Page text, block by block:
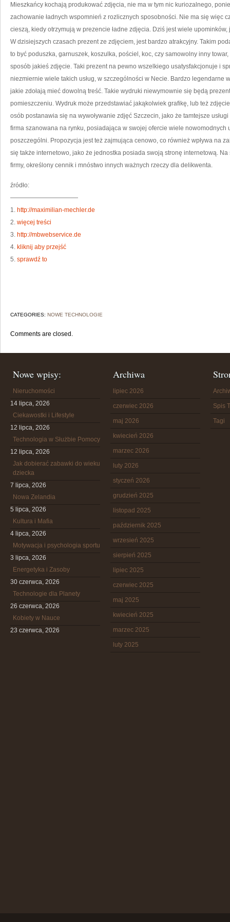
MA
NIC
W
SĄ
Mieszkańcy kochają produkować zdjęcia, nie ma w tym nic kuriozalnego,
zachowanie ładnych wspomnień z rozlicznych sposobności. Nie ma się więc
cieszą, kiedy otrzymują w prezencie ładne zdjęcia. Dziś jest wiele
W dzisiejszych czasach prezent ze zdjęciem, jest bardzo atrakcyjny. Takim
to być poduszka, garnuszek, koszulka, pościel, koc, czy samowolny inny
sposób jakieś zdjęcie. Taki prezent na pewno wszelkiego usatysfakcjonuje i
niezmiernie wiele takich usług, w szczególności w Necie. Bardzo legendarne
jakie zdołają mieć dowolną treść. Takie wydruki niewymownie się będą
pomieszczeniu. Wydruk może przedstawiać jakąkolwiek grafikę, lub też
osób postanawia się na wywoływanie zdjęć Szczecin, jako że tamtejsze
firma szanowana na rynku, posiadająca w swojej ofercie wiele nowomodnych
poszczególni. Propozycja jest też zajmująca cenowo, co również wpływa na
się także internetowo, jako że jednostka posiada swoją stronę internetową.
firmy, określony cennik i mnóstwo innych ważnych rzeczy dla delikwenta.
źródło:
———————————
1. http://maximilian-mechler.de
2. więcej treści
3. http://mbwebservice.de
4. kliknij aby przejść
5. sprawdź to
CATEGORIES: NOWE TECHNOLOGIE
Comments are closed.
Nowe wpisy:
Nieruchomości
14 lipca, 2026
Ciekawostki i Lifestyle
12 lipca, 2026
Technologia w Służbie Pomocy
12 lipca, 2026
Jak dobierać zabawki do wieku
dziecka
7 lipca, 2026
Nowa Zelandia
5 lipca, 2026
Kultura i Mafia
4 lipca, 2026
Motywacja i psychologia sportu
3 lipca, 2026
Energetyka i Zasoby
30 czerwca, 2026
Technologie dla Planety
26 czerwca, 2026
Kobiety w Nauce
23 czerwca, 2026
Archiwa
lipiec 2026
czerwiec 2026
maj 2026
kwiecień 2026
marzec 2026
luty 2026
styczeń 2026
grudzień 2025
listopad 2025
październik 2025
wrzesień 2025
sierpień 2025
lipiec 2025
czerwiec 2025
maj 2025
kwiecień 2025
marzec 2025
luty 2025
Spis
Tagi